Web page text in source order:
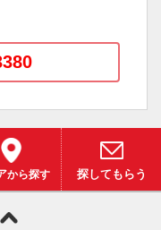
から探す 探してもらう